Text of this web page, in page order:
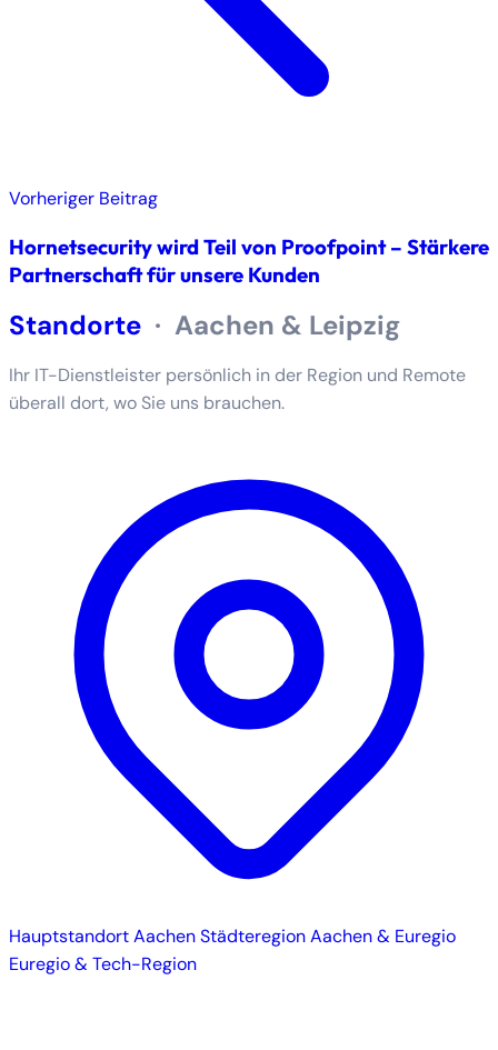
Vorheriger Beitrag
Hornetsecurity wird Teil von Proofpoint – Stärkere
Partnerschaft für unsere Kunden
Standorte · Aachen & Leipzig
Ihr IT-Dienstleister persönlich in der Region und Remote
überall dort, wo Sie uns brauchen.
HauptstandortAachenStädteregion Aachen & Euregio
Euregio & Tech-Region